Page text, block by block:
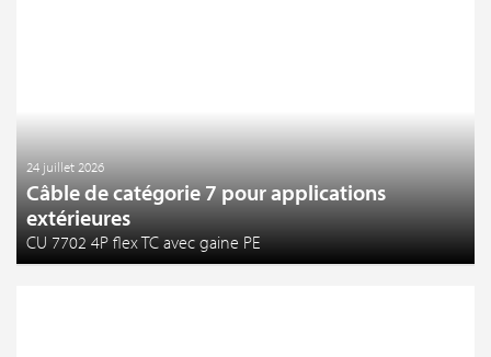
24 juillet 2026
Câble de catégorie 7 pour applications
extérieures
CU 7702 4P flex TC avec gaine PE